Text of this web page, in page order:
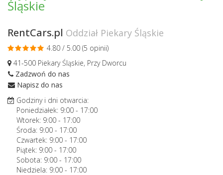
Śląskie
RentCars.pl Oddział Piekary Śląskie
4.80 / 5.00 (5 opinii)
41-500 Piekary Śląskie, Przy Dworcu
Zadzwoń do nas
Napisz do nas
Godziny i dni otwarcia:
Poniedziałek: 9:00 - 17:00
Wtorek: 9:00 - 17:00
Środa: 9:00 - 17:00
Czwartek: 9:00 - 17:00
Piątek: 9:00 - 17:00
Sobota: 9:00 - 17:00
Niedziela: 9:00 - 17:00